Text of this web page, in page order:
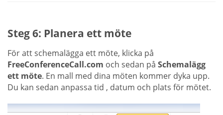
Steg 6: Planera ett möte
För att schemalägga ett möte, klicka på
FreeConferenceCall.com och sedan på Schemalägg
ett möte. En mall med dina möten kommer dyka upp.
Du kan sedan anpassa tid , datum och plats för mötet.